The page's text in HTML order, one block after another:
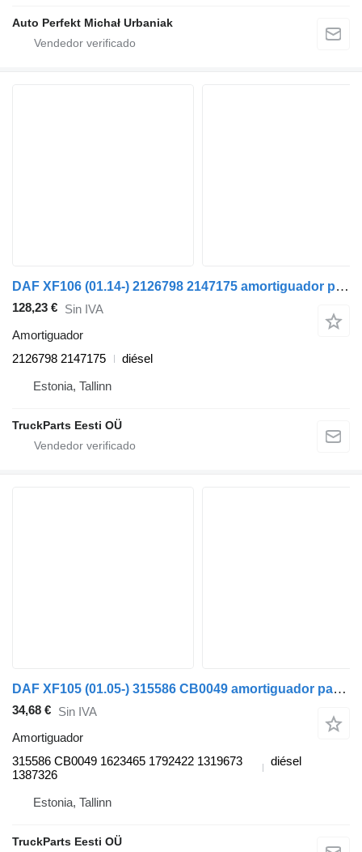
Auto Perfekt Michał Urbaniak
DAF XF106 (01.14-) 2126798 2147175 amortiguador para DAF XF106 (2014-) cabeza tractora
128,23 € Sin IVA
Amortiguador
2126798 2147175
diésel
Estonia, Tallinn
TruckParts Eesti OÜ
DAF XF105 (01.05-) 315586 CB0049 amortiguador para DAF XF95, XF105 (2001-2014) cabeza tractora
34,68 € Sin IVA
Amortiguador
315586 CB0049 1623465 1792422 1319673
1387326
diésel
Estonia, Tallinn
TruckParts Eesti OÜ